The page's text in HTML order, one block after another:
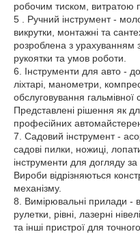
робочим тиском, витратою
5 . Ручний інструмент -
викрутки, монтажні та
розроблена з урахуванням
рукоятки та умов роботи.
6. Інструменти для авто -
ліхтарі, манометри,
обслуговування
Представлені рішення як
професійних
7. Садовий інструмент -
садові пилки, ножиці,
інструменти для догляду
Вироби відрізняються
механізму.
8. Вимірювальні прилади -
рулетки, рівні, лазерні
та інші пристрої для